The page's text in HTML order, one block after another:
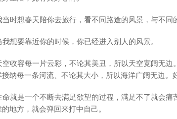
当时想春天陪你去旅行，看不同路途的风景，与不同
我想要靠近你的时候，你已经进入别人的风景。
空收容每一片云彩，不论其美丑，所以天空宽阔无
纳每一条河流、不论其大小，所以海洋广阔无边。
命就是一个不断去满足欲望的过程，满足不了就会
地方，就会弹回来打中自己。